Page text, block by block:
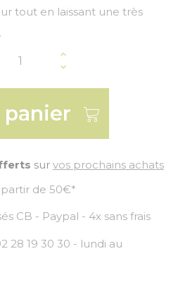
tout en laissant une très
sur vos prochains achats
de 50€*
CB - Paypal - 4x sans frais
28 19 30 30 - lundi au